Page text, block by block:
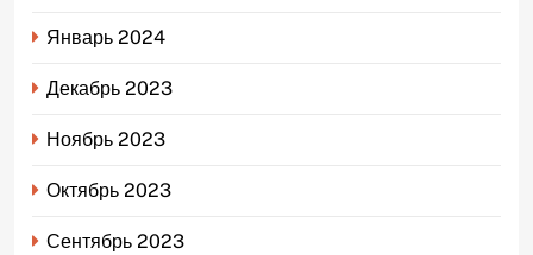
Январь 2024
Декабрь 2023
Ноябрь 2023
Октябрь 2023
Сентябрь 2023